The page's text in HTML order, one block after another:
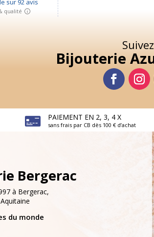
Bijouterie
PAIEMENT EN 2, 3, 4 X
sans frais par CB dès 100 € d’achat
Bergerac
à Bergerac,
du monde